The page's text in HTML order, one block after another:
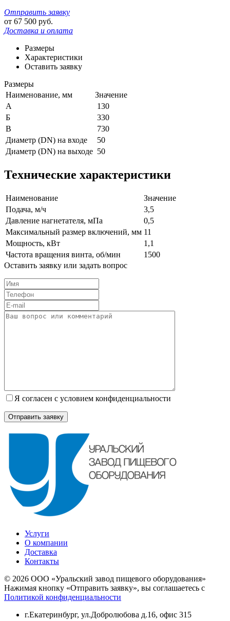
Отправить заявку
от 67 500 руб.
Доставка и оплата
Размеры
Характеристики
Оставить заявку
Размеры
Наименование, мм
Значение
A
130
Б
330
В
730
Диаметр (DN) на входе
50
Диаметр (DN) на выходе 50
Технические характеристики
Наименование
Значение
Подача, м/ч
3,5
Давление нагнетателя, мПа
0,5
Максимальный размер включений, мм 11
Мощность, кВт
1,1
Частота вращения винта, об/мин
1500
Оставить заявку или задать вопрос
Я согласен с условием конфиденциальности
Услуги
О компании
Доставка
Контакты
© 2026 ООО «Уральский завод пищевого оборудования»
Нажимая кнопку «Отправить заявку», вы соглашаетесь с
Политикой конфиденциальности
г.Екатеринбург, ул.Добролюбова д.16, офис 315